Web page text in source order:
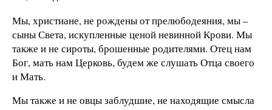
Мы, христиане, не рождены от прелюбодеяния, мы –
сыны Света, искупленные ценой невинной Крови. Мы
также и не сироты, брошенные родителями. Отец нам
Бог, мать нам Церковь, будем же слушать Отца своего
и Мать.
Мы также и не овцы заблудшие, не находящие смысла